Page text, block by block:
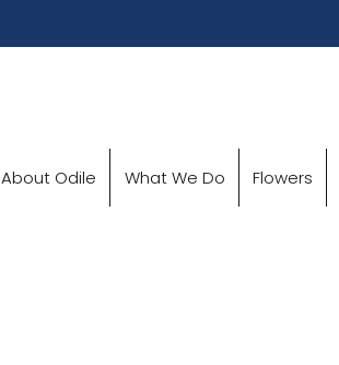
About Odile What We Do Flowers